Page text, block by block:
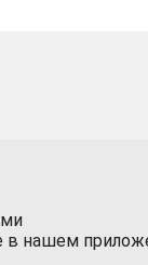
в нашем